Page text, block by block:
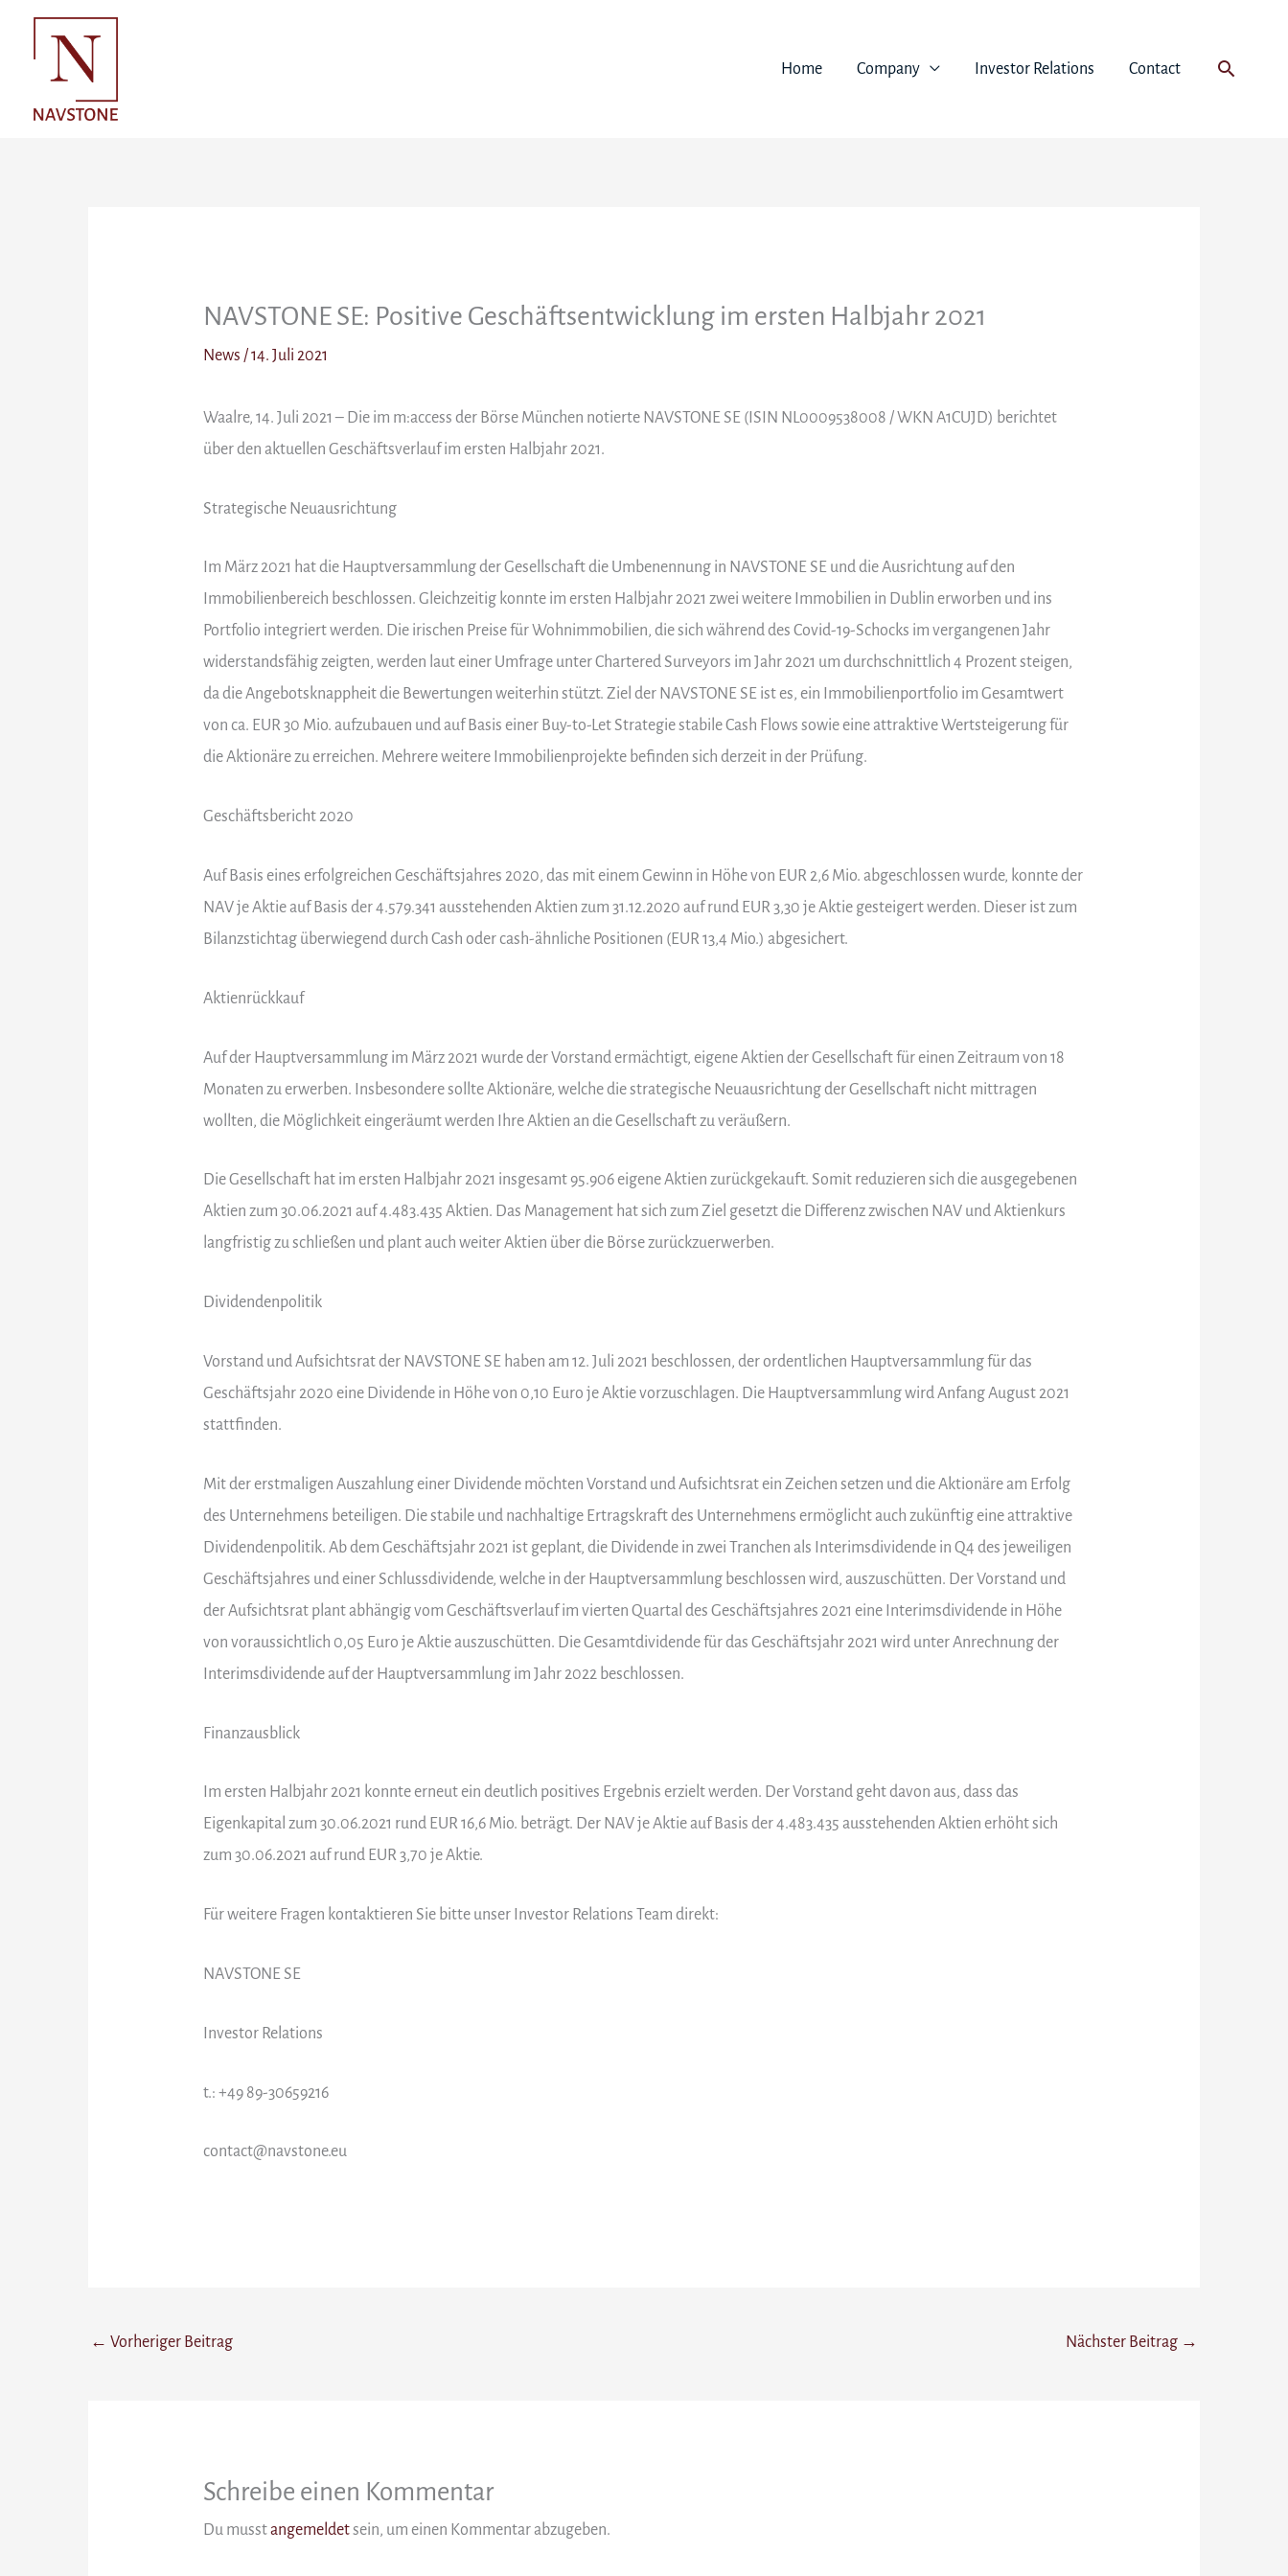
springen
Home Company Investor Relations Contact Suchen
NAVSTONE SE: Positive Geschäftsentwicklung im ersten Halbjahr 2021
News /14. Juli 2021
Waalre, 14. Juli 2021 – Die im m:access der Börse München notierte NAVSTONE SE (ISIN NL0009538008 / WKN A1CUJD) berichtet
über den aktuellen Geschäftsverlauf im ersten Halbjahr 2021.
Strategische Neuausrichtung
Im März 2021 hat die Hauptversammlung der Gesellschaft die Umbenennung in NAVSTONE SE und die Ausrichtung auf den
Immobilienbereich beschlossen. Gleichzeitig konnte im ersten Halbjahr 2021 zwei weitere Immobilien in Dublin erworben und ins
Portfolio integriert werden. Die irischen Preise für Wohnimmobilien, die sich während des Covid-19-Schocks im vergangenen Jahr
widerstandsfähig zeigten, werden laut einer Umfrage unter Chartered Surveyors im Jahr 2021 um durchschnittlich 4 Prozent steigen,
da die Angebotsknappheit die Bewertungen weiterhin stützt. Ziel der NAVSTONE SE ist es, ein Immobilienportfolio im Gesamtwert
von ca. EUR 30 Mio. aufzubauen und auf Basis einer Buy-to-Let Strategie stabile Cash Flows sowie eine attraktive Wertsteigerung für
die Aktionäre zu erreichen. Mehrere weitere Immobilienprojekte befinden sich derzeit in der Prüfung.
Geschäftsbericht 2020
Auf Basis eines erfolgreichen Geschäftsjahres 2020, das mit einem Gewinn in Höhe von EUR 2,6 Mio. abgeschlossen wurde, konnte der
NAV je Aktie auf Basis der 4.579.341 ausstehenden Aktien zum 31.12.2020 auf rund EUR 3,30 je Aktie gesteigert werden. Dieser ist zum
Bilanzstichtag überwiegend durch Cash oder cash-ähnliche Positionen (EUR 13,4 Mio.) abgesichert.
Aktienrückkauf
Auf der Hauptversammlung im März 2021 wurde der Vorstand ermächtigt, eigene Aktien der Gesellschaft für einen Zeitraum von 18
Monaten zu erwerben. Insbesondere sollte Aktionäre, welche die strategische Neuausrichtung der Gesellschaft nicht mittragen
wollten, die Möglichkeit eingeräumt werden Ihre Aktien an die Gesellschaft zu veräußern.
Die Gesellschaft hat im ersten Halbjahr 2021 insgesamt 95.906 eigene Aktien zurückgekauft. Somit reduzieren sich die ausgegebenen
Aktien zum 30.06.2021 auf 4.483.435 Aktien. Das Management hat sich zum Ziel gesetzt die Differenz zwischen NAV und Aktienkurs
langfristig zu schließen und plant auch weiter Aktien über die Börse zurückzuerwerben.
Dividendenpolitik
Vorstand und Aufsichtsrat der NAVSTONE SE haben am 12. Juli 2021 beschlossen, der ordentlichen Hauptversammlung für das
Geschäftsjahr 2020 eine Dividende in Höhe von 0,10 Euro je Aktie vorzuschlagen. Die Hauptversammlung wird Anfang August 2021
stattfinden.
Mit der erstmaligen Auszahlung einer Dividende möchten Vorstand und Aufsichtsrat ein Zeichen setzen und die Aktionäre am Erfolg
des Unternehmens beteiligen. Die stabile und nachhaltige Ertragskraft des Unternehmens ermöglicht auch zukünftig eine attraktive
Dividendenpolitik. Ab dem Geschäftsjahr 2021 ist geplant, die Dividende in zwei Tranchen als Interimsdividende in Q4 des jeweiligen
Geschäftsjahres und einer Schlussdividende, welche in der Hauptversammlung beschlossen wird, auszuschütten. Der Vorstand und
der Aufsichtsrat plant abhängig vom Geschäftsverlauf im vierten Quartal des Geschäftsjahres 2021 eine Interimsdividende in Höhe
von voraussichtlich 0,05 Euro je Aktie auszuschütten. Die Gesamtdividende für das Geschäftsjahr 2021 wird unter Anrechnung der
Interimsdividende auf der Hauptversammlung im Jahr 2022 beschlossen.
Finanzausblick
Im ersten Halbjahr 2021 konnte erneut ein deutlich positives Ergebnis erzielt werden. Der Vorstand geht davon aus, dass das
Eigenkapital zum 30.06.2021 rund EUR 16,6 Mio. beträgt. Der NAV je Aktie auf Basis der 4.483.435 ausstehenden Aktien erhöht sich
zum 30.06.2021 auf rund EUR 3,70 je Aktie.
Für weitere Fragen kontaktieren Sie bitte unser Investor Relations Team direkt:
NAVSTONE SE
Investor Relations
t.: +49 89-30659216
contact@navstone.eu
← Vorheriger Beitrag Nächster Beitrag →
Schreibe einen Kommentar
Du musstangemeldetsein, um einen Kommentar abzugeben.